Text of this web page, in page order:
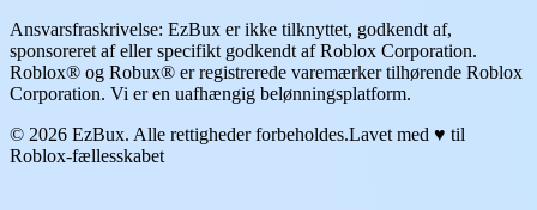
Ansvarsfraskrivelse: EzBux er ikke tilknyttet, godkendt af,
sponsoreret af eller specifikt godkendt af Roblox Corporation.
Roblox® og Robux® er registrerede varemærker tilhørende Roblox
Corporation. Vi er en uafhængig belønningsplatform.
© 2026 EzBux. Alle rettigheder forbeholdes.Lavet med ♥ til
Roblox-fællesskabet